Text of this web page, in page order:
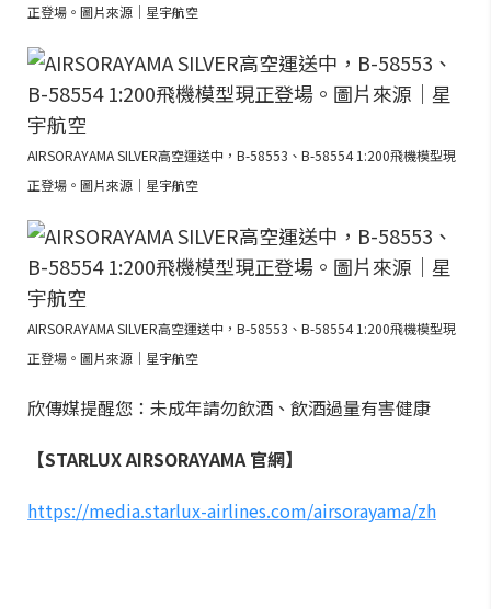
正登場。圖片來源｜星宇航空
AIRSORAYAMA SILVER高空運送中，B-58553、B-58554 1:200飛機模型現
正登場。圖片來源｜星宇航空
AIRSORAYAMA SILVER高空運送中，B-58553、B-58554 1:200飛機模型現
正登場。圖片來源｜星宇航空
欣傳媒提醒您：未成年請勿飲酒、飲酒過量有害健康
【STARLUX AIRSORAYAMA 官網】
https://media.starlux-airlines.com/airsorayama/zh